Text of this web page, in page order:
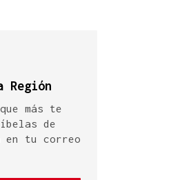
Región
más te
de
en tu correo